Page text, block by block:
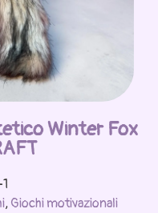
Winter Fox
, Giochi motivazionali